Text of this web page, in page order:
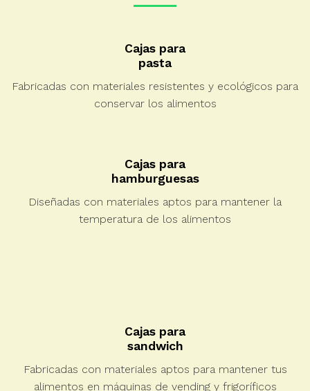
Cajas para
pasta
Fabricadas con materiales resistentes y ecológicos para
conservar los alimentos
Cajas para
hamburguesas
Diseñadas con materiales aptos para mantener la
temperatura de los alimentos
Cajas para
sandwich
Fabricadas con materiales aptos para mantener tus
alimentos en máquinas de vending y frigoríficos